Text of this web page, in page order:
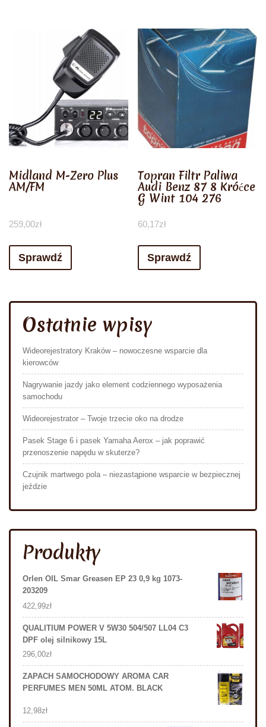
Midland M-Zero Plus
AM/FM
259,00zł
Sprawdź
Topran Filtr Paliwa
Audi Benz 87 8 Króćce
G Wint 104 276
60,17zł
Sprawdź
Ostatnie wpisy
Wideorejestratory Kraków – nowoczesne wsparcie dla
kierowców
Nagrywanie jazdy jako element codziennego wyposażenia
samochodu
Wideorejestrator – Twoje trzecie oko na drodze
Pasek Stage 6 i pasek Yamaha Aerox – jak poprawić
przenoszenie napędu w skuterze?
Czujnik martwego pola – niezastąpione wsparcie w bezpiecznej
jeździe
Produkty
Orlen OIL Smar Greasen EP 23 0,9 kg 1073-
203209
422,99zł
QUALITIUM POWER V 5W30 504/507 LL04 C3
DPF olej silnikowy 15L
296,00zł
ZAPACH SAMOCHODOWY AROMA CAR
PERFUMES MEN 50ML ATOM. BLACK
12,98zł